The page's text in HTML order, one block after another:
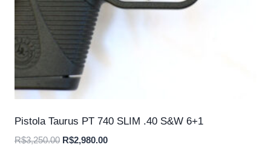
Pistola Taurus PT 740 SLIM .40 S&W 6+1
R$3,250.00 O
R$2,980.00O